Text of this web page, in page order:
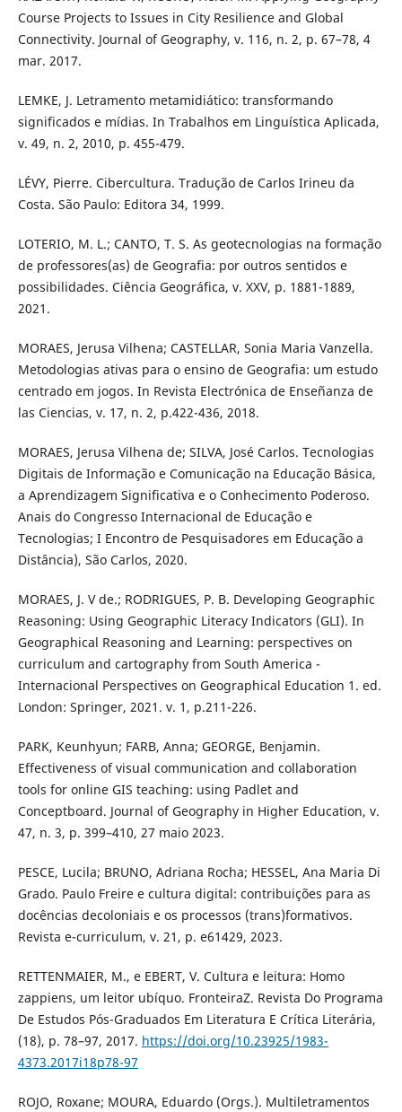
Course Projects to Issues in City Resilience and Global
Connectivity. Journal of Geography, v. 116, n. 2, p. 67–78, 4
mar. 2017.
LEMKE, J. Letramento metamidiático: transformando
significados e mídias. In Trabalhos em Linguística Aplicada,
v. 49, n. 2, 2010, p. 455-479.
LÉVY, Pierre. Cibercultura. Tradução de Carlos Irineu da
Costa. São Paulo: Editora 34, 1999.
LOTERIO, M. L.; CANTO, T. S. As geotecnologias na formação
de professores(as) de Geografia: por outros sentidos e
possibilidades. Ciência Geográfica, v. XXV, p. 1881-1889,
2021.
MORAES, Jerusa Vilhena; CASTELLAR, Sonia Maria Vanzella.
Metodologias ativas para o ensino de Geografia: um estudo
centrado em jogos. In Revista Electrónica de Enseñanza de
las Ciencias, v. 17, n. 2, p.422-436, 2018.
MORAES, Jerusa Vilhena de; SILVA, José Carlos. Tecnologias
Digitais de Informação e Comunicação na Educação Básica,
a Aprendizagem Significativa e o Conhecimento Poderoso.
Anais do Congresso Internacional de Educação e
Tecnologias; I Encontro de Pesquisadores em Educação a
Distância), São Carlos, 2020.
MORAES, J. V de.; RODRIGUES, P. B. Developing Geographic
Reasoning: Using Geographic Literacy Indicators (GLI). In
Geographical Reasoning and Learning: perspectives on
curriculum and cartography from South America -
Internacional Perspectives on Geographical Education 1. ed.
London: Springer, 2021. v. 1, p.211-226.
PARK, Keunhyun; FARB, Anna; GEORGE, Benjamin.
Effectiveness of visual communication and collaboration
tools for online GIS teaching: using Padlet and
Conceptboard. Journal of Geography in Higher Education, v.
47, n. 3, p. 399–410, 27 maio 2023.
PESCE, Lucila; BRUNO, Adriana Rocha; HESSEL, Ana Maria Di
Grado. Paulo Freire e cultura digital: contribuições para as
docências decoloniais e os processos (trans)formativos.
Revista e-curriculum, v. 21, p. e61429, 2023.
RETTENMAIER, M., e EBERT, V. Cultura e leitura: Homo
zappiens, um leitor ubíquo. FronteiraZ. Revista Do Programa
De Estudos Pós-Graduados Em Literatura E Crítica Literária,
(18), p. 78–97, 2017. https://doi.org/10.23925/1983-
4373.2017i18p78-97
ROJO, Roxane; MOURA, Eduardo (Orgs.). Multiletramentos